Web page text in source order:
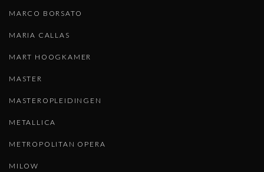
MARCO BORSATO
MARIA CALLAS
MART HOOGKAMER
MASTER
MASTEROPLEIDINGEN
METALLICA
METROPOLITAN OPERA
MILOW